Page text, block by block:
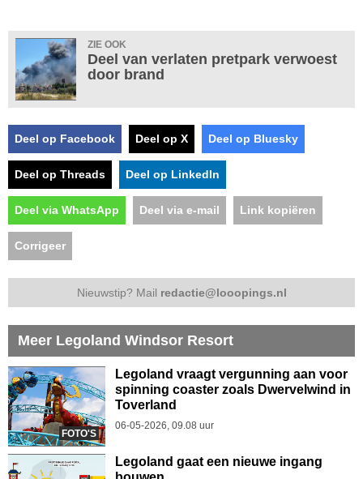
ZIE OOK
Deel van verlaten pretpark verwoest
door brand
Deel op Facebook Deel op X Deel op Bluesky
Deel op Threads Deel op LinkedIn
Deel via WhatsApp Deel via e-mail Link kopiëren
Corrigeer
Nieuwstip? Mail redactie@looopings.nl
Meer Legoland Windsor Resort
FOTO'S
Legoland vraagt vergunning aan voor
spinning coaster zoals Dwervelwind in
Toverland
06-05-2026, 09.08 uur
Legoland gaat een nieuwe ingang